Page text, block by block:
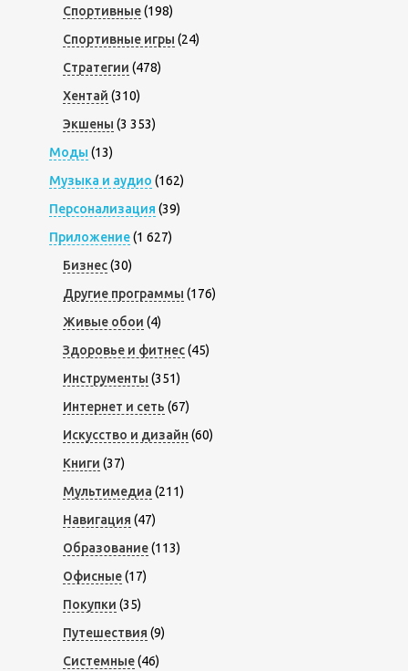
Спортивные(198)
Спортивные игры (24)
Стратегии (478)
Хентай (310)
Экшены (3 353)
Моды (13)
Музыка и аудио (162)
Персонализация (39)
Приложение(1 627)
Бизнес(30)
Другие программы (176)
Живые обои (4)
Здоровье и фитнес(45)
Инструменты (351)
Интернет и сеть (67)
Искусство и дизайн (60)
Книги (37)
Мультимедиа (211)
Навигация (47)
Образование(113)
Офисные(17)
Покупки (35)
Путешествия (9)
Системные(46)